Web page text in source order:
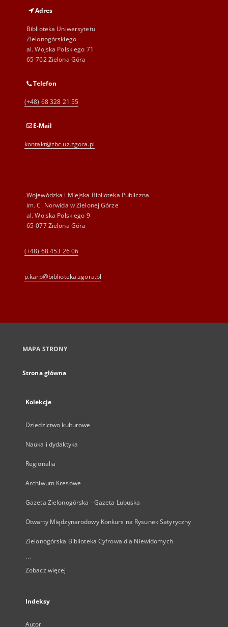
Adres
Biblioteka Uniwersytetu
Zielonogórskiego
al. Wojska Polskiego 71
65-762 Zielona Góra
Telefon
(+48) 68 328 21 55
E-Mail
kontakt@zbc.uz.zgora.pl
Wojewódzka i Miejska Biblioteka Publiczna
im. C. Norwida w Zielonej Górze
al. Wojska Polskiego 9
65-077 Zielona Góra
(+48) 68 453 26 06
p.karp@biblioteka.zgora.pl
MAPA STRONY
Strona główna
Kolekcje
Dziedzictwo kulturowe
Nauka i dydaktyka
Regionalia
Archiwum Kresowe
Gazeta Zielonogórska - Gazeta Lubuska
Otwarty Międzynarodowy Konkurs na Rysunek Satyryczny
Zielonogórska Biblioteka Cyfrowa dla Niewidomych
...
Zobacz więcej
Indeksy
Autor